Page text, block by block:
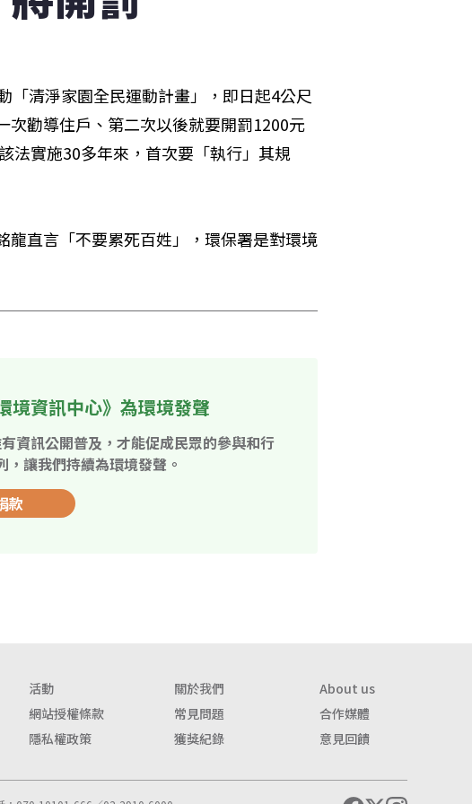
「清淨家園全民運動計畫」，即日起4公尺
勸導住戶、第二次以後就要開罰1200元
法實施30多年來，首次要「執行」其規
直言「不要累死百姓」，環保署是對環境
資訊中心》為環境發聲
資訊公開普及，才能促成民眾的參與和行
讓我們持續為環境發聲。
款
活動 關於我們
About us
網站授權條款 常見問題
合作媒體
隱私權政策 獲獎紀錄 意見回饋